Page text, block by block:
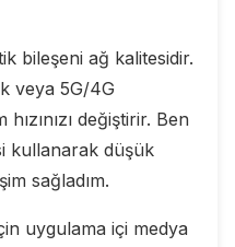
bileşeni ağ kalitesidir.
veya 5G/4G
değiştirir. Ben
kullanarak düşük
sağladım.
uygulama içi medya